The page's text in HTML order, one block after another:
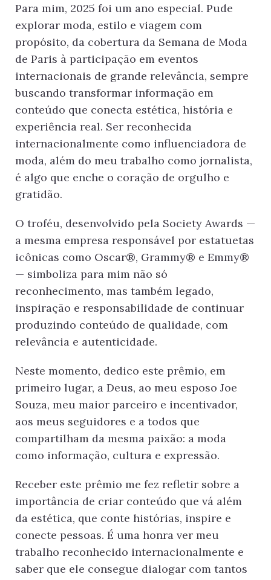
Para mim, 2025 foi um ano especial. Pude
explorar moda, estilo e viagem com
propósito, da cobertura da Semana de Moda
de Paris à participação em eventos
internacionais de grande relevância, sempre
buscando transformar informação em
conteúdo que conecta estética, história e
experiência real. Ser reconhecida
internacionalmente como influenciadora de
moda, além do meu trabalho como jornalista,
é algo que enche o coração de orgulho e
gratidão.
O troféu, desenvolvido pela Society Awards —
a mesma empresa responsável por estatuetas
icônicas como Oscar®️, Grammy®️ e Emmy®️
— simboliza para mim não só
reconhecimento, mas também legado,
inspiração e responsabilidade de continuar
produzindo conteúdo de qualidade, com
relevância e autenticidade.
Neste momento, dedico este prêmio, em
primeiro lugar, a Deus, ao meu esposo Joe
Souza, meu maior parceiro e incentivador,
aos meus seguidores e a todos que
compartilham da mesma paixão: a moda
como informação, cultura e expressão.
Receber este prêmio me fez refletir sobre a
importância de criar conteúdo que vá além
da estética, que conte histórias, inspire e
conecte pessoas. É uma honra ver meu
trabalho reconhecido internacionalmente e
saber que ele consegue dialogar com tantos